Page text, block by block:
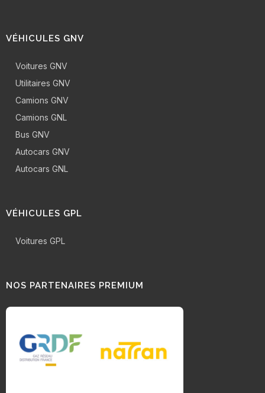
VÉHICULES GNV
Voitures GNV
Utilitaires GNV
Camions GNV
Camions GNL
Bus GNV
Autocars GNV
Autocars GNL
VÉHICULES GPL
Voitures GPL
NOS PARTENAIRES PREMIUM